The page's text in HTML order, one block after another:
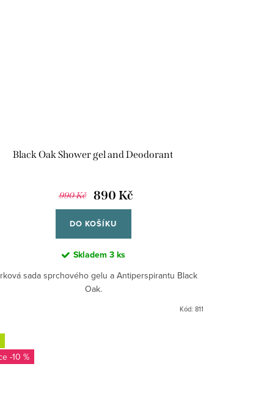
Black Oak Shower gel and Deodorant
990 Kč 890 Kč
DO KOŠÍKU
Skladem 3 ks
sada sprchového gelu a Antiperspirantu Black
Oak.
Kód: 811
-10 %